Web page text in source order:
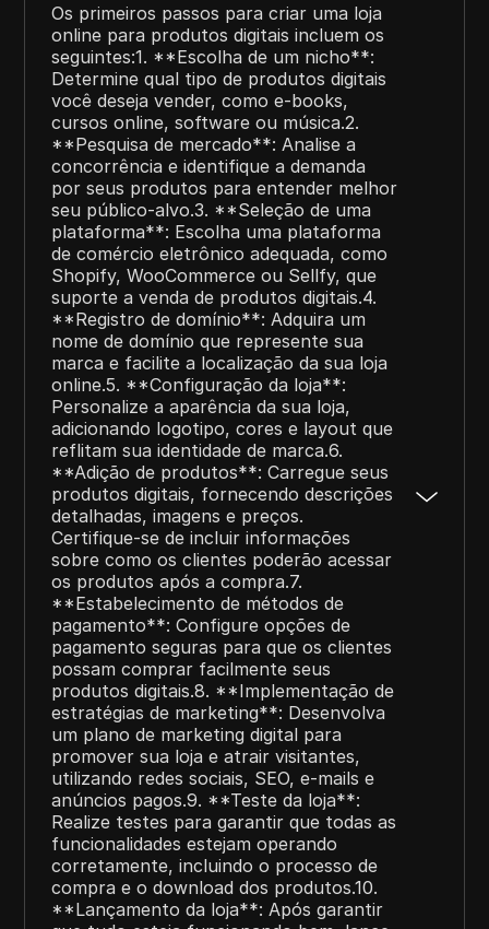
Os primeiros passos para criar uma loja
online para produtos digitais incluem os
seguintes:1. **Escolha de um nicho**:
Determine qual tipo de produtos digitais
você deseja vender, como e-books,
cursos online, software ou música.2.
**Pesquisa de mercado**: Analise a
concorrência e identifique a demanda
por seus produtos para entender melhor
seu público-alvo.3. **Seleção de uma
plataforma**: Escolha uma plataforma
de comércio eletrônico adequada, como
Shopify, WooCommerce ou Sellfy, que
suporte a venda de produtos digitais.4.
**Registro de domínio**: Adquira um
nome de domínio que represente sua
marca e facilite a localização da sua loja
online.5. **Configuração da loja**:
Personalize a aparência da sua loja,
adicionando logotipo, cores e layout que
reflitam sua identidade de marca.6.
**Adição de produtos**: Carregue seus
produtos digitais, fornecendo descrições
detalhadas, imagens e preços.
Certifique-se de incluir informações
sobre como os clientes poderão acessar
os produtos após a compra.7.
**Estabelecimento de métodos de
pagamento**: Configure opções de
pagamento seguras para que os clientes
possam comprar facilmente seus
produtos digitais.8. **Implementação de
estratégias de marketing**: Desenvolva
um plano de marketing digital para
promover sua loja e atrair visitantes,
utilizando redes sociais, SEO, e-mails e
anúncios pagos.9. **Teste da loja**:
Realize testes para garantir que todas as
funcionalidades estejam operando
corretamente, incluindo o processo de
compra e o download dos produtos.10.
**Lançamento da loja**: Após garantir